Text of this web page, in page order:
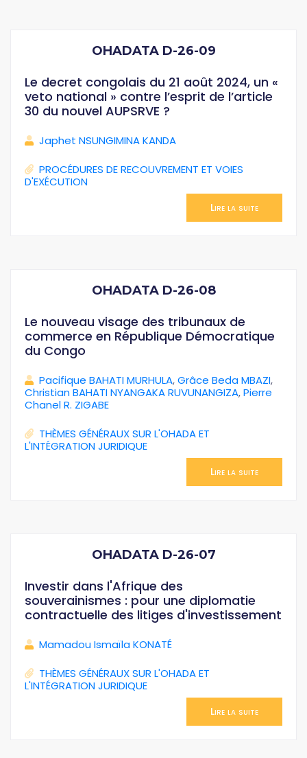
OHADATA D-26-09
Le decret congolais du 21 août 2024, un «
veto national » contre l’esprit de l’article
30 du nouvel AUPSRVE ?
Japhet NSUNGIMINA KANDA
PROCÉDURES DE RECOUVREMENT ET VOIES
D'EXÉCUTION
Lire la suite
OHADATA D-26-08
Le nouveau visage des tribunaux de
commerce en République Démocratique
du Congo
Pacifique BAHATI MURHULA,Grâce Beda MBAZI,
Christian BAHATI NYANGAKA RUVUNANGIZA,Pierre
Chanel R. ZIGABE
THÈMES GÉNÉRAUX SUR L'OHADA ET
L'INTÉGRATION JURIDIQUE
Lire la suite
OHADATA D-26-07
Investir dans l'Afrique des
souverainismes : pour une diplomatie
contractuelle des litiges d'investissement
Mamadou Ismaïla KONATÉ
THÈMES GÉNÉRAUX SUR L'OHADA ET
L'INTÉGRATION JURIDIQUE
Lire la suite